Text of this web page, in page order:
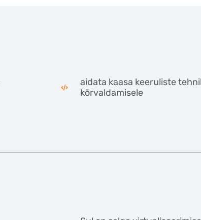
aidata kaasa keeruliste
kõrvaldamisele